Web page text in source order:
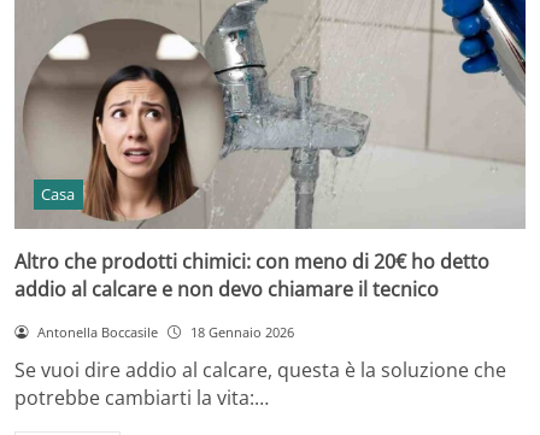
Casa
Altro che prodotti chimici: con meno di 20€ ho detto
addio al calcare e non devo chiamare il tecnico
Antonella Boccasile 18 Gennaio 2026
Se vuoi dire addio al calcare, questa è la soluzione che
potrebbe cambiarti la vita:…